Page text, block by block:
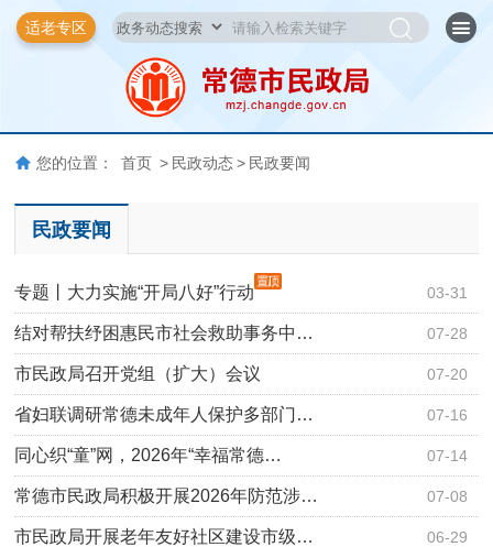
适老专区
您的位置： 首页 > 民政动态 > 民政要闻
民政要闻
03-31
专题丨大力实施“开局八好”行动
07-28
结对帮扶纾困惠民市社会救助事务中…
07-20
市民政局召开党组（扩大）会议
07-16
省妇联调研常德未成年人保护多部门…
07-14
同心织“童”网，2026年“幸福常德…
07-08
常德市民政局积极开展2026年防范涉…
06-29
市民政局开展老年友好社区建设市级…